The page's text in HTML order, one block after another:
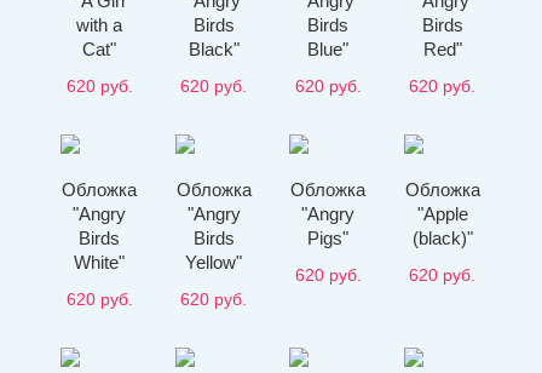
with a
Cat"
620 руб.
Birds
Black"
620 руб.
Birds
Blue"
620 руб.
Birds
Red"
620 руб.
Обложка
"Angry
Birds
White"
620 руб.
Обложка
"Angry
Birds
Yellow"
620 руб.
Обложка
"Angry
Pigs"
620 руб.
Обложка
"Apple
(black)"
620 руб.